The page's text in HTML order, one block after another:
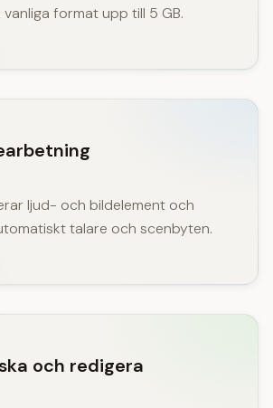
format upp till 5 GB.
ljud- och bildelement och
talare och scenbyten.
och redigera